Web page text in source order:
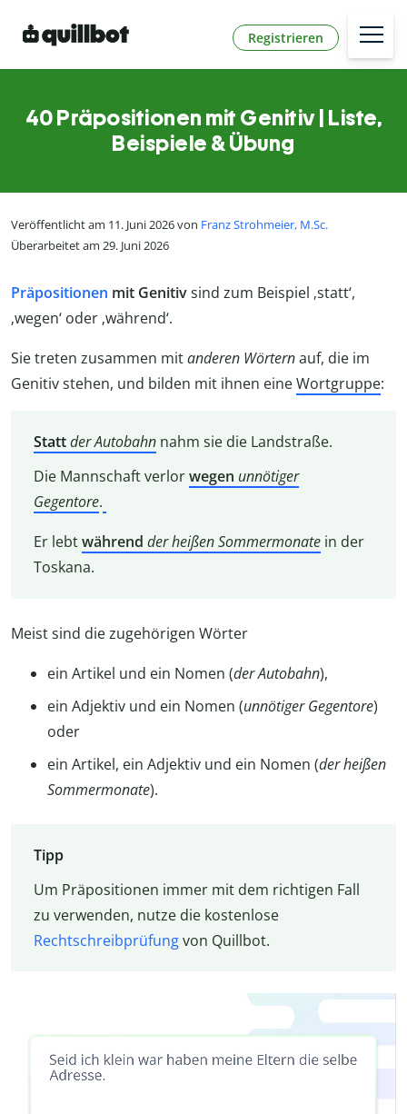
Registrieren
40 Präpositionen mit Genitiv | Liste,
Beispiele & Übung
Veröffentlicht am 11. Juni 2026 von Franz Strohmeier, M.Sc.
Überarbeitet am 29. Juni 2026
Präpositionen mit Genitivsind zum Beispiel ‚statt‘,
‚wegen‘ oder ‚während‘.
Sie treten zusammen mitanderen Wörternauf, die im
Genitiv stehen, und bilden mit ihnen eineWortgruppe:
StattderAutobahnnahm sie die Landstraße.
Die Mannschaft verlorwegen unnötiger
Gegentore.
Er lebtwährend derheißenSommermonatein der
Toskana.
Meist sind die zugehörigen Wörter
ein Artikel und ein Nomen (der Autobahn),
ein Adjektiv und ein Nomen (unnötiger Gegentore)
oder
ein Artikel, ein Adjektiv und ein Nomen (der heißen
Sommermonate).
Tipp
Um Präpositionen immer mit dem richtigen Fall
zu verwenden, nutze die kostenlose
Rechtschreibprüfungvon Quillbot.